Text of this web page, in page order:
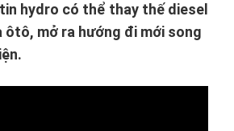
hydro có thể thay thế diesel
ôtô, mở ra hướng đi mới song